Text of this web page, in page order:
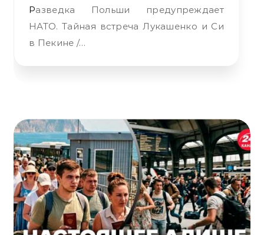
Разведка Польши предупреждает
НАТО. Тайная встреча Лукашенко и Си
в Пекине /…